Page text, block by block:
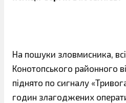
На пошуки зловмисника,
Конотопського районного
піднято по сигналу
годин злагоджених